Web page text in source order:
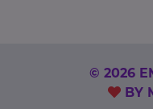
© 2026
BY